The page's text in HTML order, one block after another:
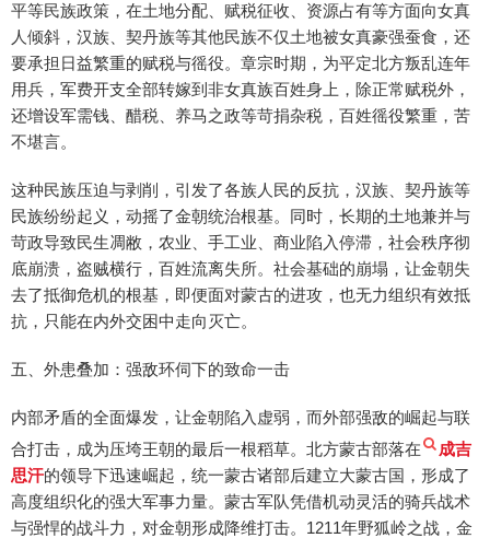
平等民族政策，在土地分配、赋税征收、资源占有等方面向女真
人倾斜，汉族、契丹族等其他民族不仅土地被女真豪强蚕食，还
要承担日益繁重的赋税与徭役。章宗时期，为平定北方叛乱连年
用兵，军费开支全部转嫁到非女真族百姓身上，除正常赋税外，
还增设军需钱、醋税、养马之政等苛捐杂税，百姓徭役繁重，苦
不堪言。
这种民族压迫与剥削，引发了各族人民的反抗，汉族、契丹族等
民族纷纷起义，动摇了金朝统治根基。同时，长期的土地兼并与
苛政导致民生凋敝，农业、手工业、商业陷入停滞，社会秩序彻
底崩溃，盗贼横行，百姓流离失所。社会基础的崩塌，让金朝失
去了抵御危机的根基，即便面对蒙古的进攻，也无力组织有效抵
抗，只能在内外交困中走向灭亡。
五、外患叠加：强敌环伺下的致命一击
内部矛盾的全面爆发，让金朝陷入虚弱，而外部强敌的崛起与联
合打击，成为压垮王朝的最后一根稻草。北方蒙古部落在
成吉
思汗的领导下迅速崛起，统一蒙古诸部后建立大蒙古国，形成了
高度组织化的强大军事力量。蒙古军队凭借机动灵活的骑兵战术
与强悍的战斗力，对金朝形成降维打击。1211年野狐岭之战，金